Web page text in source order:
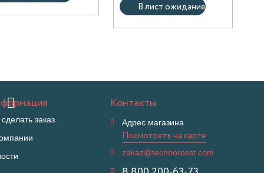
В лист ожидания
заказ
Контакты
Адрес магазина
Посмотреть на карте
zakaz@technorosst.com